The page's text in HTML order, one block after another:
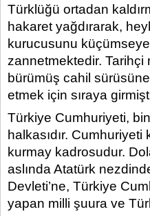
Türklüğü ortadan
hakaret yağdırarak,
kurucusunu
zannetmektedir.
bürümüş cahil
etmek için sıraya
Türkiye Cumhuriyeti,
halkasıdır.
kurmay kadrosudur.
aslında Atatürk
Devleti’ne, Türkiye
yapan milli şuura ve